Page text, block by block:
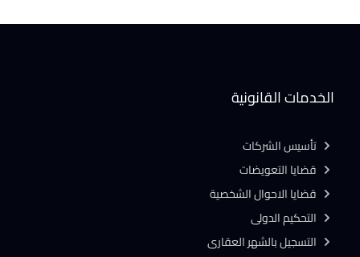
الخدمات القانونية
تأسيس الشركات
قضايا التعويضات
قضايا الاحوال الشخصية
التحكيم الدولى
التسجيل بالشهر العقارى